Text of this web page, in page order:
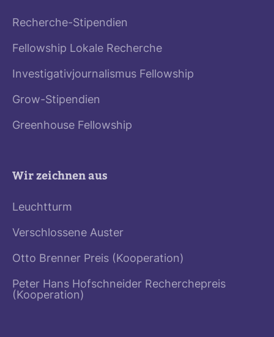
Recherche-Stipendien
Fellowship Lokale Recherche
Investigativjournalismus Fellowship
Grow-Stipendien
Greenhouse Fellowship
Wir zeichnen aus
Leuchtturm
Verschlossene Auster
Otto Brenner Preis (Kooperation)
Peter Hans Hofschneider Recherchepreis
(Kooperation)